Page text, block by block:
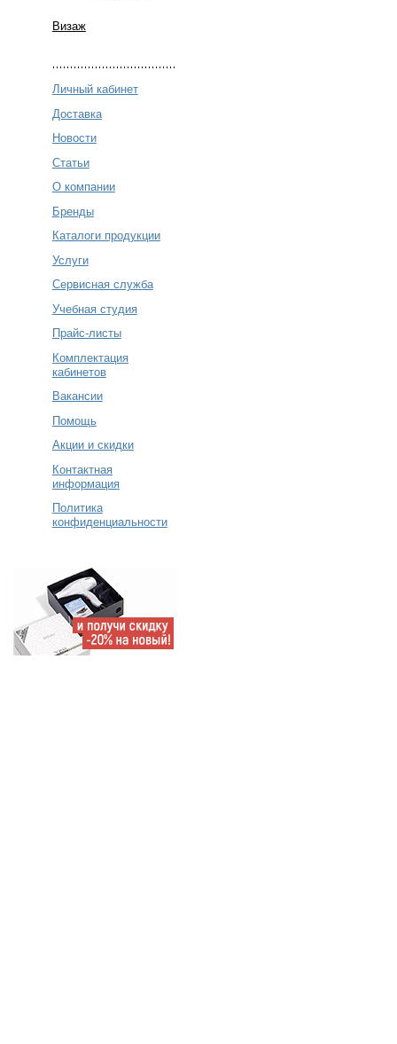
Визаж
Личный кабинет
Доставка
Новости
Статьи
О компании
Бренды
Каталоги продукции
Услуги
Сервисная служба
Учебная студия
Прайс-листы
Комплектация
кабинетов
Вакансии
Помощь
Акции и скидки
Контактная
информация
Политика
конфиденциальности